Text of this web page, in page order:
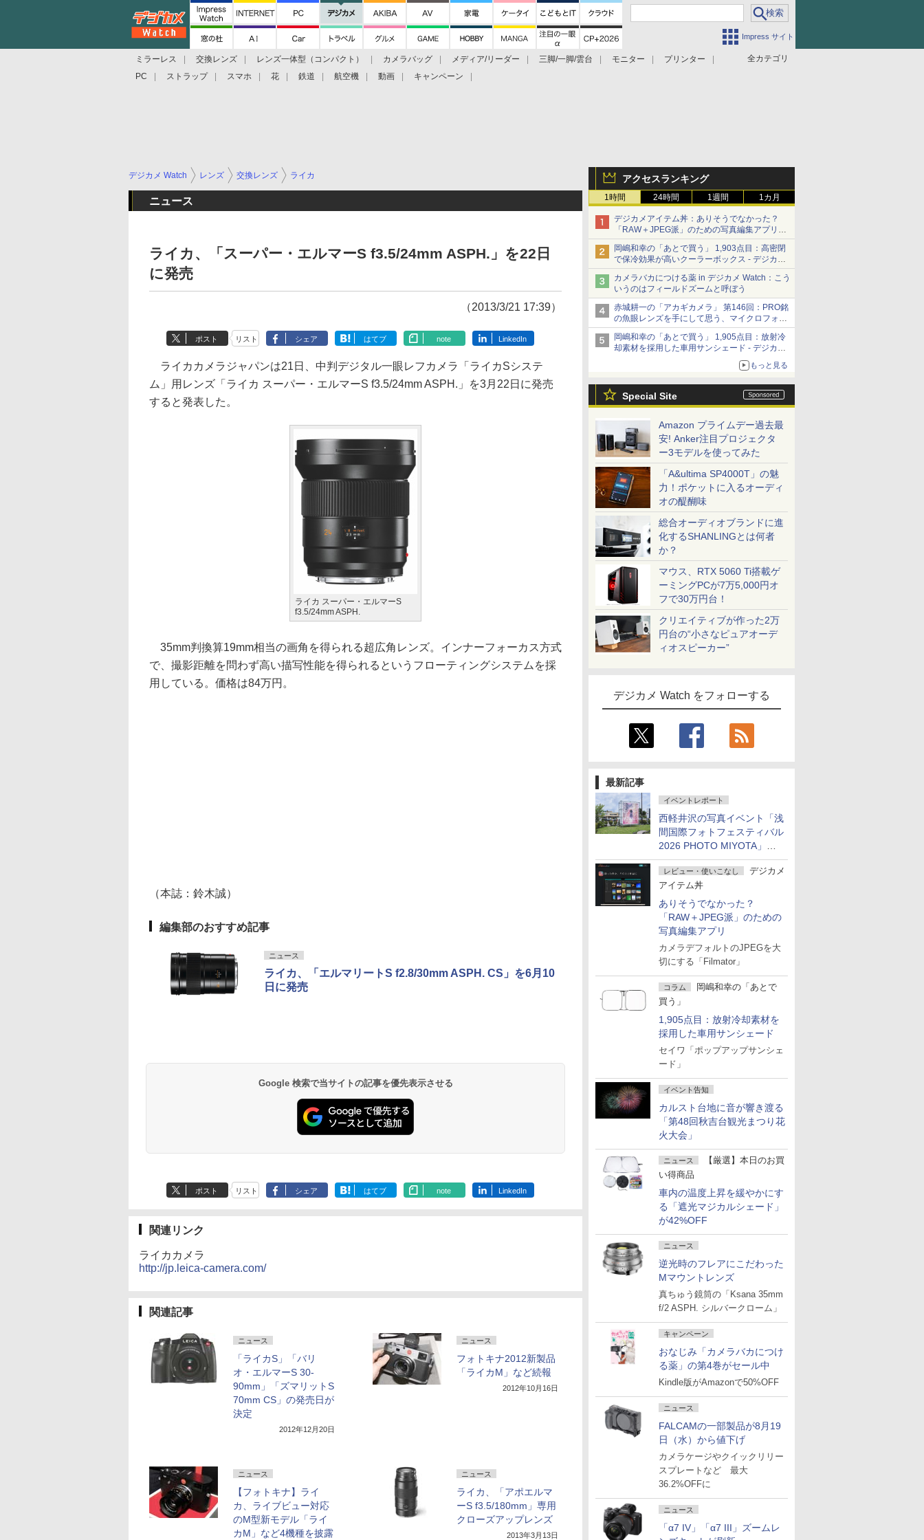
Impress サイト
全カテゴリ
ミラーレス 交換レンズ レンズ一体型（コンパクト） カメラバッグ メディア/リーダー 三脚/一脚/雲台 モニター
プリンター
PC
ストラップ スマホ 花 鉄道 航空機 動画 キャンペーン
アクセスランキング
1時間 24時間 1週間 1カ月
デジカメアイテム丼：ありそうでなかった？
「RAW＋JPEG派」のための写真編集アプリ
カメラデフォルトのJPEGを大切にする
「Filmator」
岡嶋和幸の「あとで買う」 1,903点目：高密閉
で保冷効果が高いクーラーボックス - デジカメ
Watch
カメラバカにつける薬 in デジカメ Watch：こう
いうのはフィールドズームと呼ぼう
赤城耕一の「アカギカメラ」 第146回：PRO銘
の魚眼レンズを手にして思う、マイクロフォー
サーズへの期待と可能性
岡嶋和幸の「あとで買う」 1,905点目：放射冷
却素材を採用した車用サンシェード - デジカメ
もっと見る
Special Site
Amazon プライムデー過去最
安! Anker注目プロジェクタ
ー3モデルを使ってみた
「A&ultima SP4000T」の魅
力！ポケットに入るオーディ
オの醍醐味
総合オーディオブランドに進
化するSHANLINGとは何者
か？
マウス、RTX 5060 Ti搭載ゲ
ーミングPCが7万5,000円オ
フで30万円台！
クリエイティブが作った2万
円台の“小さなピュアオーデ
ィオスピーカー”
デジカメ Watch をフォローする
最新記事
イベントレポート
西軽井沢の写真イベント「浅
間国際フォトフェスティバル
2026 PHOTO MIYOTA」が
開幕
レビュー・使いこなし
デジカメ
アイテム丼
ありそうでなかった？
「RAW＋JPEG派」のための
写真編集アプリ
カメラデフォルトのJPEGを大
切にする「Filmator」
コラム
岡嶋和幸の「あとで
買う」
1,905点目：放射冷却素材を
採用した車用サンシェード
セイワ「ポップアップサンシェ
ード」
イベント告知
カルスト台地に音が響き渡る
「第48回秋吉台観光まつり花
火大会」
ニュース
【厳選】本日のお買
い得商品
車内の温度上昇を緩やかにす
る「遮光マジカルシェード」
が42%OFF
ニュース
逆光時のフレアにこだわった
Mマウントレンズ
真ちゅう鏡筒の「Ksana 35mm
f/2 ASPH. シルバークローム」
キャンペーン
おなじみ「カメラバカにつけ
る薬」の第4巻がセール中
Kindle版がAmazonで50%OFF
ニュース
FALCAMの一部製品が8月19
日（水）から値下げ
カメラケージやクイックリリー
スプレートなど 最大
36.2%OFFに
ニュース
「α7 IV」「α7 III」ズームレ
デジカメ Watch レンズ 交換レンズ ライカ
ニュース
ライカ、「スーパー・エルマーS f3.5/24mm ASPH.」を22日
に発売
（2013/3/21 17:39）
ポスト リスト シェア はてブ note LinkedIn
ライカカメラジャパンは21日、中判デジタル一眼レフカメラ「ライカSシステ
ム」用レンズ「ライカ スーパー・エルマーS f3.5/24mm ASPH.」を3月22日に発売
すると発表した。
ライカ スーパー・エルマーS
f3.5/24mm ASPH.
35mm判換算19mm相当の画角を得られる超広角レンズ。インナーフォーカス方式
で、撮影距離を問わず高い描写性能を得られるというフローティングシステムを採
用している。価格は84万円。
（本誌：鈴木誠）
編集部のおすすめ記事
ニュース
ライカ、「エルマリートS f2.8/30mm ASPH. CS」を6月10
日に発売
Google 検索で当サイトの記事を優先表示させる
ポスト リスト シェア はてブ note LinkedIn
関連リンク
ライカカメラ
http://jp.leica-camera.com/
関連記事
ニュース
「ライカS」「バリ
オ・エルマーS 30-
90mm」「ズマリットS
70mm CS」の発売日が
決定
2012年12月20日
ニュース
フォトキナ2012新製品
「ライカM」など続報
2012年10月16日
ニュース
【フォトキナ】ライ
カ、ライブビュー対応
のM型新モデル「ライ
カM」など4機種を披露
ニュース
ライカ、「アポエルマ
ーS f3.5/180mm」専用
クローズアップレンズ
2013年3月13日